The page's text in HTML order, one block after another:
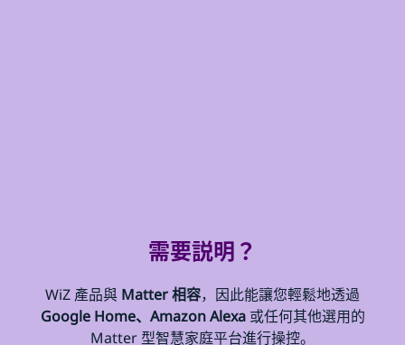
需要説明？
WiZ 產品與 Matter 相容，因此能讓您輕鬆地透過
Google Home、Amazon Alexa或任何其他選用的
Matter 型智慧家庭平台進行操控。